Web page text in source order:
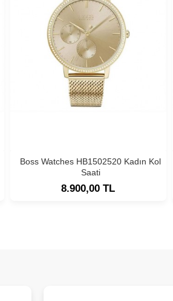
Boss Watches HB1502520 Kadın Kol
Saati
8.900,00 TL